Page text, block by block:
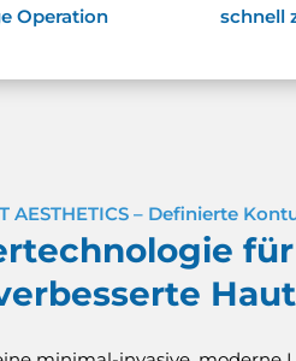
Operation
schnell
AESTHETICS – Definierte